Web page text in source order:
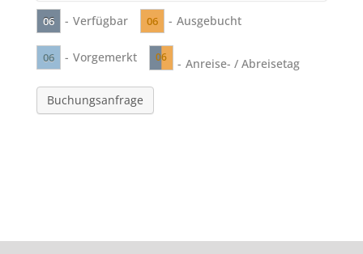
06 - Verfügbar 06 - Ausgebucht
06 - Vorgemerkt 06 - Anreise- / Abreisetag
Buchungsanfrage